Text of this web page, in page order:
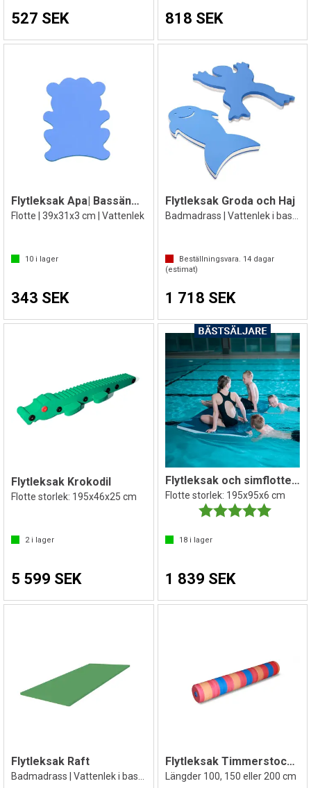
527 SEK 818 SEK
Flytleksak Apa| Bassänglek
Flotte | 39x31x3 cm | Vattenlek
10 i lager
343 SEK
Flytleksak Groda och Haj
Beställningsvara. 14dagar
(estimat)
1 718 SEK
Flytleksak Krokodil
Flotte storlek: 195x46x25 cm
2i lager
5 599 SEK
Flytleksak och simflotte Giant
Flotte storlek: 195x95x6 cm
Betyg:
18i lager
1 839 SEK
Flytleksak Raft Flytleksak Timmerstock | Basänglek
Längder 100, 150 eller 200 cm